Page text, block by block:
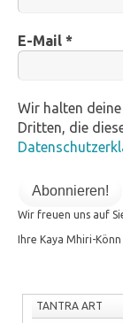
E-Mail *
Wir halten
Dritten, die
Wir freuen uns auf
Ihre Kaya Mhiri-Könn
TANTRA ART